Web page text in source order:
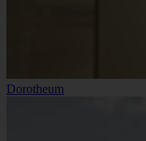
Dorotheum